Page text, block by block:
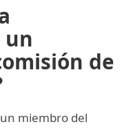
un
de
miembro del